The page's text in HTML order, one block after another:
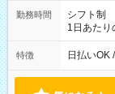
勤務時間
シフト制
1日あたり
働8時間
によって
特徴 日払いOK